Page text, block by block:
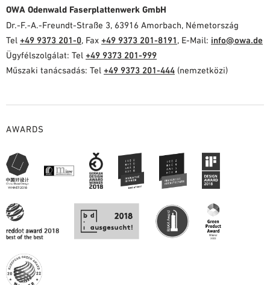
OWA Odenwald Faserplattenwerk GmbH
Dr.-F.-A.-Freundt-Straße 3, 63916 Amorbach, Németország
Tel +49 9373 201-0, Fax +49 9373 201-8191, E-Mail: info@owa.de
Ügyfélszolgálat: Tel +49 9373 201-999
Műszaki tanácsadás: Tel +49 9373 201-444 (nemzetközi)
AWARDS